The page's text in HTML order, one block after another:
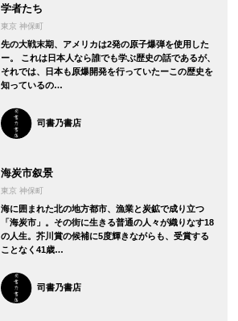
学者たち
東京 神保町
先の大戦末期、アメリカは2発の原子爆弾を使用した
ー。 これは日本人なら誰でも学ぶ歴史の話であるが、
それでは、日本も原爆開発を行っていたーこの歴史を
知っているの…
司書乃書店
海炭市叙景
東京 神保町
海に囲まれた北の地方都市、漁業と炭鉱で成り立つ
「海炭市」。その街に生きる普通の人々が織りなす18
の人生。芥川賞の候補に5度輝きながらも、受賞する
ことなく41歳…
司書乃書店